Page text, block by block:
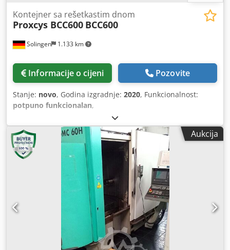
Solingen 1.133 km
Kontejner sa rešetkastim dnom
Proxcys BCC600 BCC600
Informacije o cijeni Pozovite
Stanje: novo, Godina izgradnje: 2020, Funkcionalnost:
potpuno funkcionalan,
Aukcija